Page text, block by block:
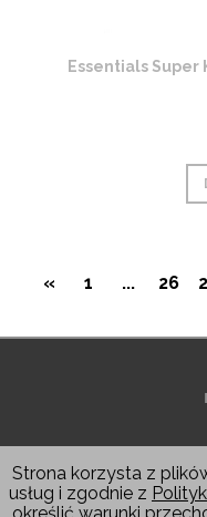
Strona korzysta z
usług i zgodnie z
Essentials Super
« 1 ... 26
POKAŻ